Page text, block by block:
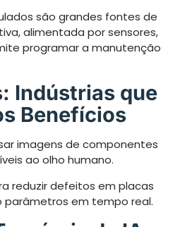
são grandes fontes de
alimentada por sensores,
programar a manutenção
Indústrias que
Benefícios
imagens de componentes
ao olho humano.
reduzir defeitos em placas
parâmetros em tempo real.